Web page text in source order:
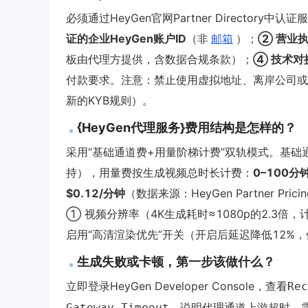
必须通过HeyGen官网Partner Directory中认证
证的企业HeyGen账户ID （非 邮箱 ）； ② 营业执
板由代理方提供，含数据合规条款）； ④ 技术对
付款要求。注意：禁止使用虚拟地址、离岸公司
新的KYB规则）。
{HeyGen代理服务}费用结构是怎样的？
采用“基础通道费+用量阶梯计费”双轨模式。基础
持），用量费按生成视频总时长计费： 0–100分
$0.12/分钟 （数据来源：HeyGen Partner
① 视频分辨率（4K生成耗时≈1080p的2.3倍，
启用“高清渲染优先”开关（开启后延迟降低12%
生成失败或卡顿，第一步该做什么？
立即登录HeyGen Developer Console，查看